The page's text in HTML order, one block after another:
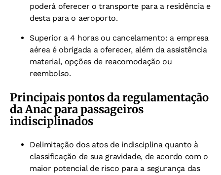
poderá oferecer o transporte para a residência e
desta para o aeroporto.
Superior a 4 horas ou cancelamento: a empresa
aérea é obrigada a oferecer, além da assistência
material, opções de reacomodação ou
reembolso.
Principais pontos da regulamentação
da Anac para passageiros
indisciplinados
Delimitação dos atos de indisciplina quanto à
classificação de sua gravidade, de acordo com o
maior potencial de risco para a segurança das